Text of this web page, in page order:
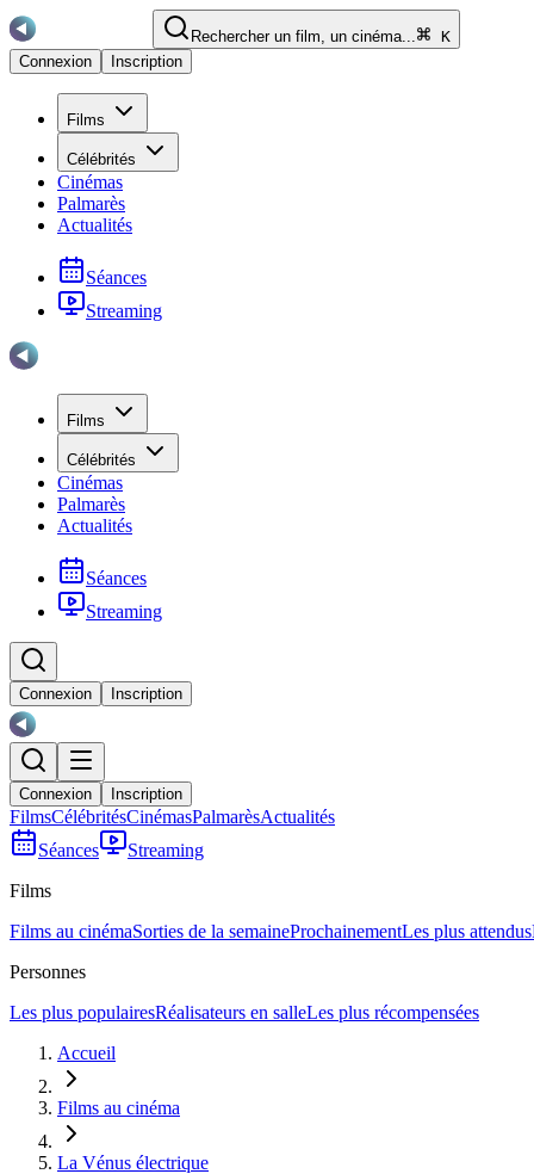
Rechercher un film, un cinéma...
K
Connexion
Inscription
Films
Célébrités
Cinémas
Palmarès
Actualités
Séances
Streaming
Films
Célébrités
Cinémas
Palmarès
Actualités
Séances
Streaming
Connexion Inscription
Connexion Inscription
FilmsCélébritésCinémasPalmarèsActualités
Séances
Streaming
Films
Films au cinémaSorties de la semaineProchainementLes plus attendus
Personnes
Les plus populairesRéalisateurs en salleLes plus récompensées
Accueil
Films au cinéma
La Vénus électrique